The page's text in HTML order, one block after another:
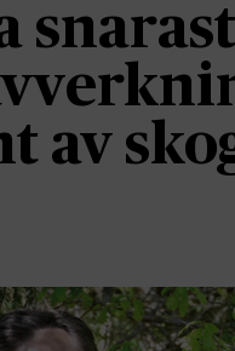
snarast
av